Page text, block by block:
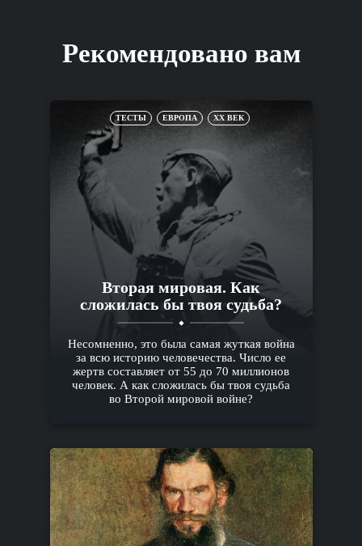
Рекомендовано вам
ТЕСТЫ ЕВРОПА XX ВЕК
Вторая мировая. Как
сложилась бы твоя судьба?
Несомненно, это была самая жуткая война
за всю историю человечества. Число ее
жертв составляет от 55 до 70 миллионов
человек. А как сложилась бы твоя судьба
во Второй мировой войне?